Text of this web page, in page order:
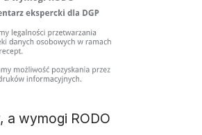
a wymogi RODO